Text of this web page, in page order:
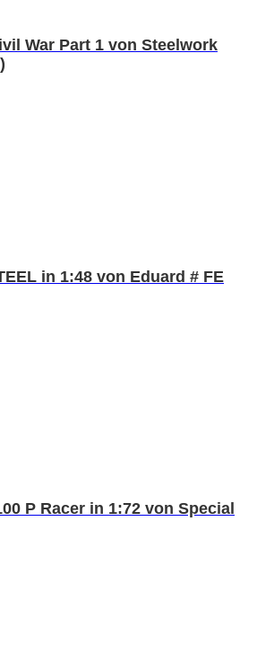
War Part 1 von Steelwork
in 1:48 von Eduard # FE
P Racer in 1:72 von Special